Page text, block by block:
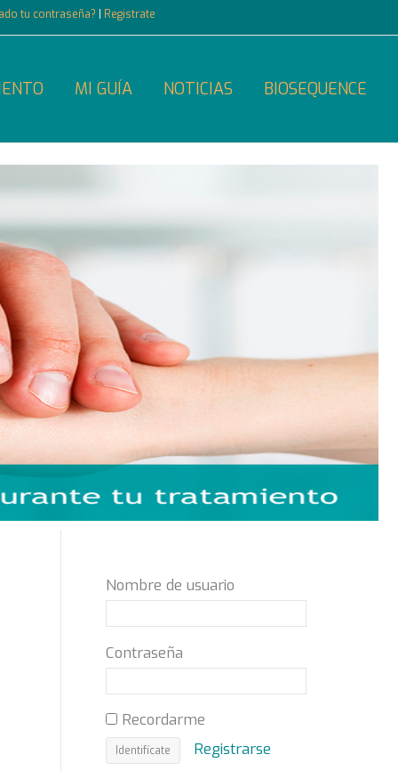
tu contraseña? Registrate
MI GUÍA NOTICIAS BIOSEQUENCE
Nombre de usuario
Contraseña
Recordarme
Registrarse